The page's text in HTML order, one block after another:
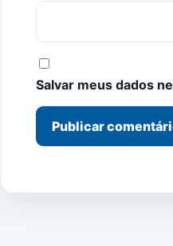
Salvar meus dados